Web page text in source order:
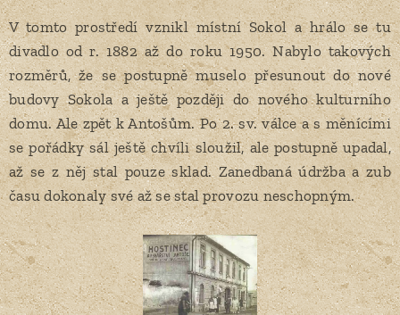
V tomto prostředí vznikl místní Sokol a hrálo se tu
divadlo od r. 1882 až do roku 1950. Nabylo takových
rozměrů, že se postupně muselo přesunout do nové
budovy Sokola a ještě později do nového kulturního
domu. Ale zpět k Antošům. Po 2. sv. válce a s měnícími
se pořádky sál ještě chvíli sloužil, ale postupně upadal,
až se z něj stal pouze sklad. Zanedbaná údržba a zub
času dokonaly své až se stal provozu neschopným.